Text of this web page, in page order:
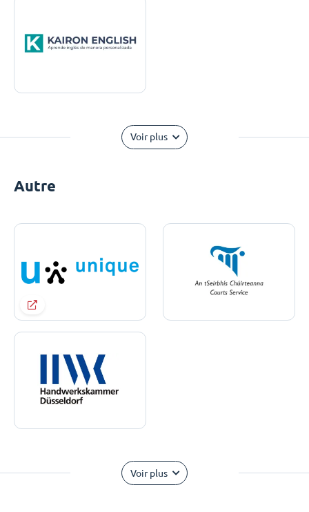
Voir plus
Autre
Voir plus